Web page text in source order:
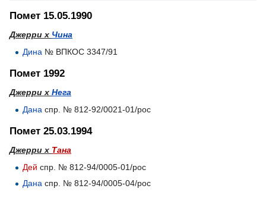
Помет 15.05.1990
Джерри х Чина
Дина № ВПКОС 3347/91
Помет 1992
Джерри х Нега
Дана спр. № 812-92/0021-01/рос
Помет 25.03.1994
Джерри х Тана
Дей спр. № 812-94/0005-01/рос
Дана спр. № 812-94/0005-04/рос